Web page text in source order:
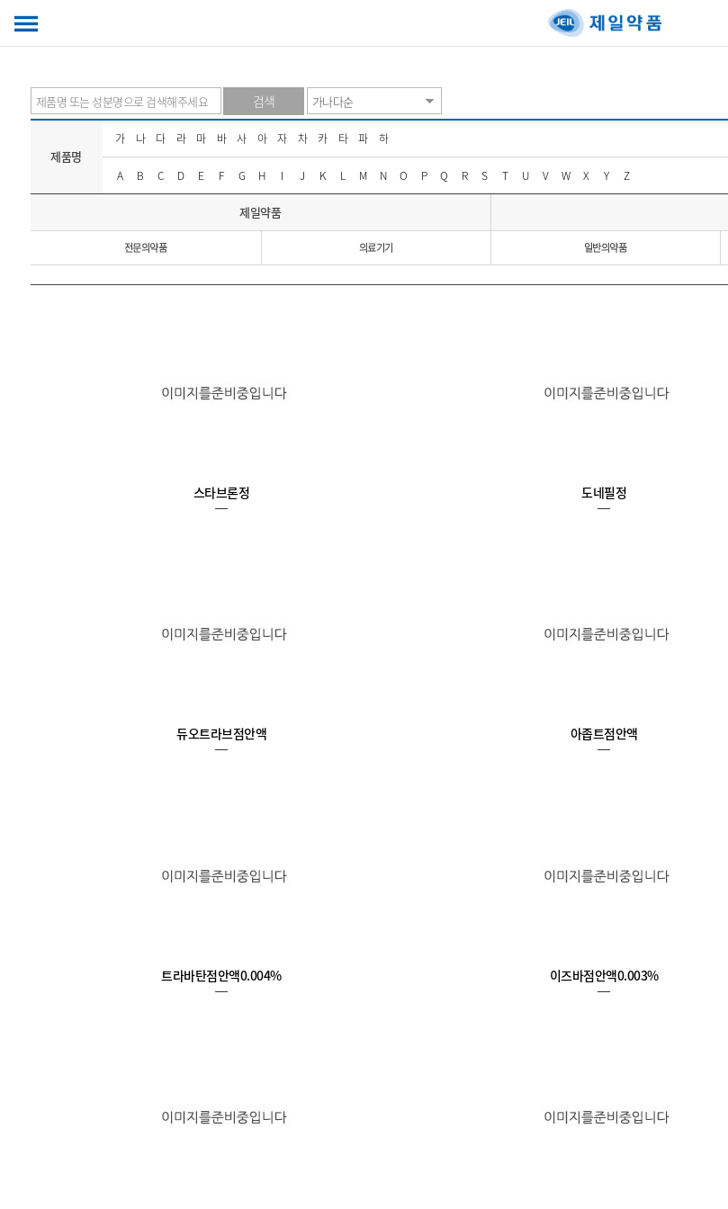
검색
제품명
가 나 다 라 마 바 사 아 자 차 카 타 파 하
A B C D E F G H I J K L M N O P Q R S T U V W X Y Z
제일약품
전문의약품 의료기기 일반의약품
스타브론정 도네필정
듀오트라브점안액 아좁트점안액
트라바탄점안액0.004% 이즈바점안액0.003%